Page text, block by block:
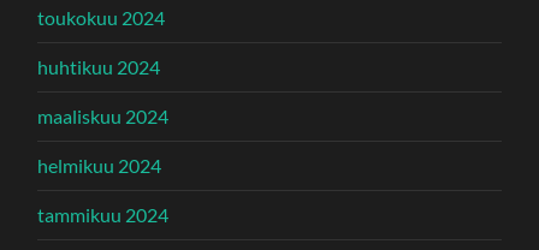
toukokuu 2024
huhtikuu 2024
maaliskuu 2024
helmikuu 2024
tammikuu 2024